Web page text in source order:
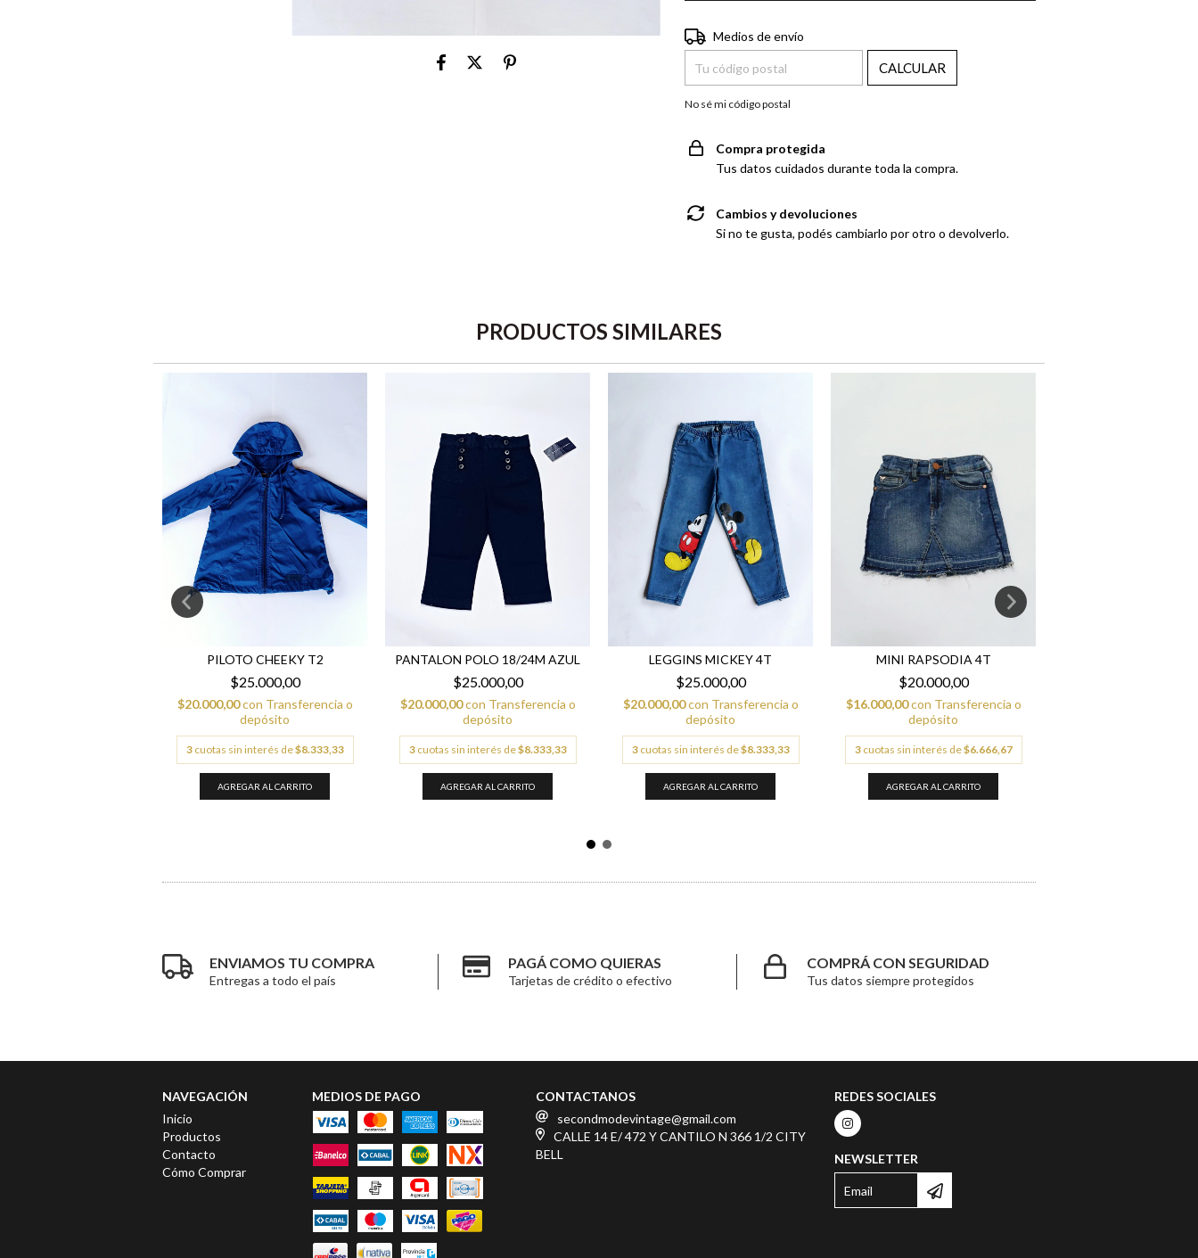
Entregas para el CP:
Medios de envío
CALCULAR
No sé mi código postal
Compra protegida
Tus datos cuidados durante toda la compra.
Cambios y devoluciones
Si no te gusta, podés cambiarlo por otro o devolverlo.
PRODUCTOS SIMILARES
PILOTO CHEEKY T2
$25.000,00
$20.000,00con Transferencia o
depósito
3 cuotas sin interés de$8.333,33
PANTALON POLO 18/24M AZUL
$25.000,00
$20.000,00con Transferencia o
depósito
3 cuotas sin interés de$8.333,33
LEGGINS MICKEY 4T
$25.000,00
$20.000,00con Transferencia o
depósito
3 cuotas sin interés de$8.333,33
MINI RAPSODIA 4T
$20.000,00
$16.000,00con Transferencia o
depósito
3 cuotas sin interés de$6.666,67
ENVIAMOS TU COMPRA
Entregas a todo el país
PAGÁ COMO QUIERAS
Tarjetas de crédito o efectivo
COMPRÁ CON SEGURIDAD
Tus datos siempre protegidos
NAVEGACIÓN
Inicio
Productos
Contacto
Cómo Comprar
MEDIOS DE PAGO
CONTACTANOS
secondmodevintage@gmail.com
CALLE 14 E/ 472 Y CANTILO N 366 1/2 CITY
BELL
REDES SOCIALES
NEWSLETTER